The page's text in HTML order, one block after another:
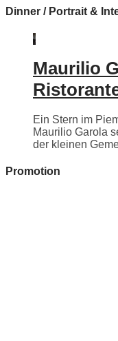
Dinner / Portrait &
Maurilio
Ein Stern im
Maurilio Garola
der kleinen
Promotion